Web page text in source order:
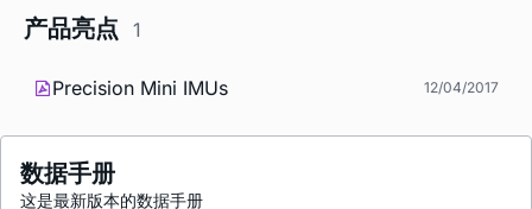
产品亮点 1
Precision Mini IMUs 12/04/2017
数据手册
这是最新版本的数据手册